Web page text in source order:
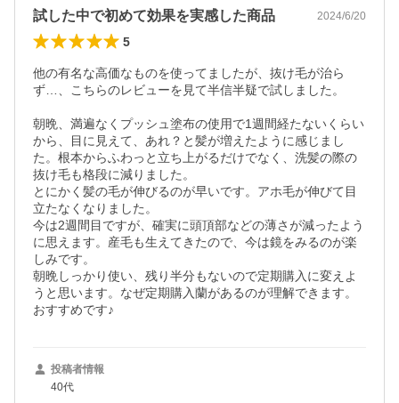
試した中で初めて効果を実感した商品 2024/6/20
5
他の有名な高価なものを使ってましたが、抜け毛が治ら
ず…、こちらのレビューを見て半信半疑で試しました。
朝晩、満遍なくプッシュ塗布の使用で1週間経たないくらい
から、目に見えて、あれ？と髪が増えたように感じまし
た。根本からふわっと立ち上がるだけでなく、洗髪の際の
抜け毛も格段に減りました。
とにかく髪の毛が伸びるのが早いです。アホ毛が伸びて目
立たなくなりました。
今は2週間目ですが、確実に頭頂部などの薄さが減ったよう
に思えます。産毛も生えてきたので、今は鏡をみるのが楽
しみです。
朝晩しっかり使い、残り半分もないので定期購入に変えよ
うと思います。なぜ定期購入蘭があるのが理解できます。
おすすめです♪
投稿者情報
40代